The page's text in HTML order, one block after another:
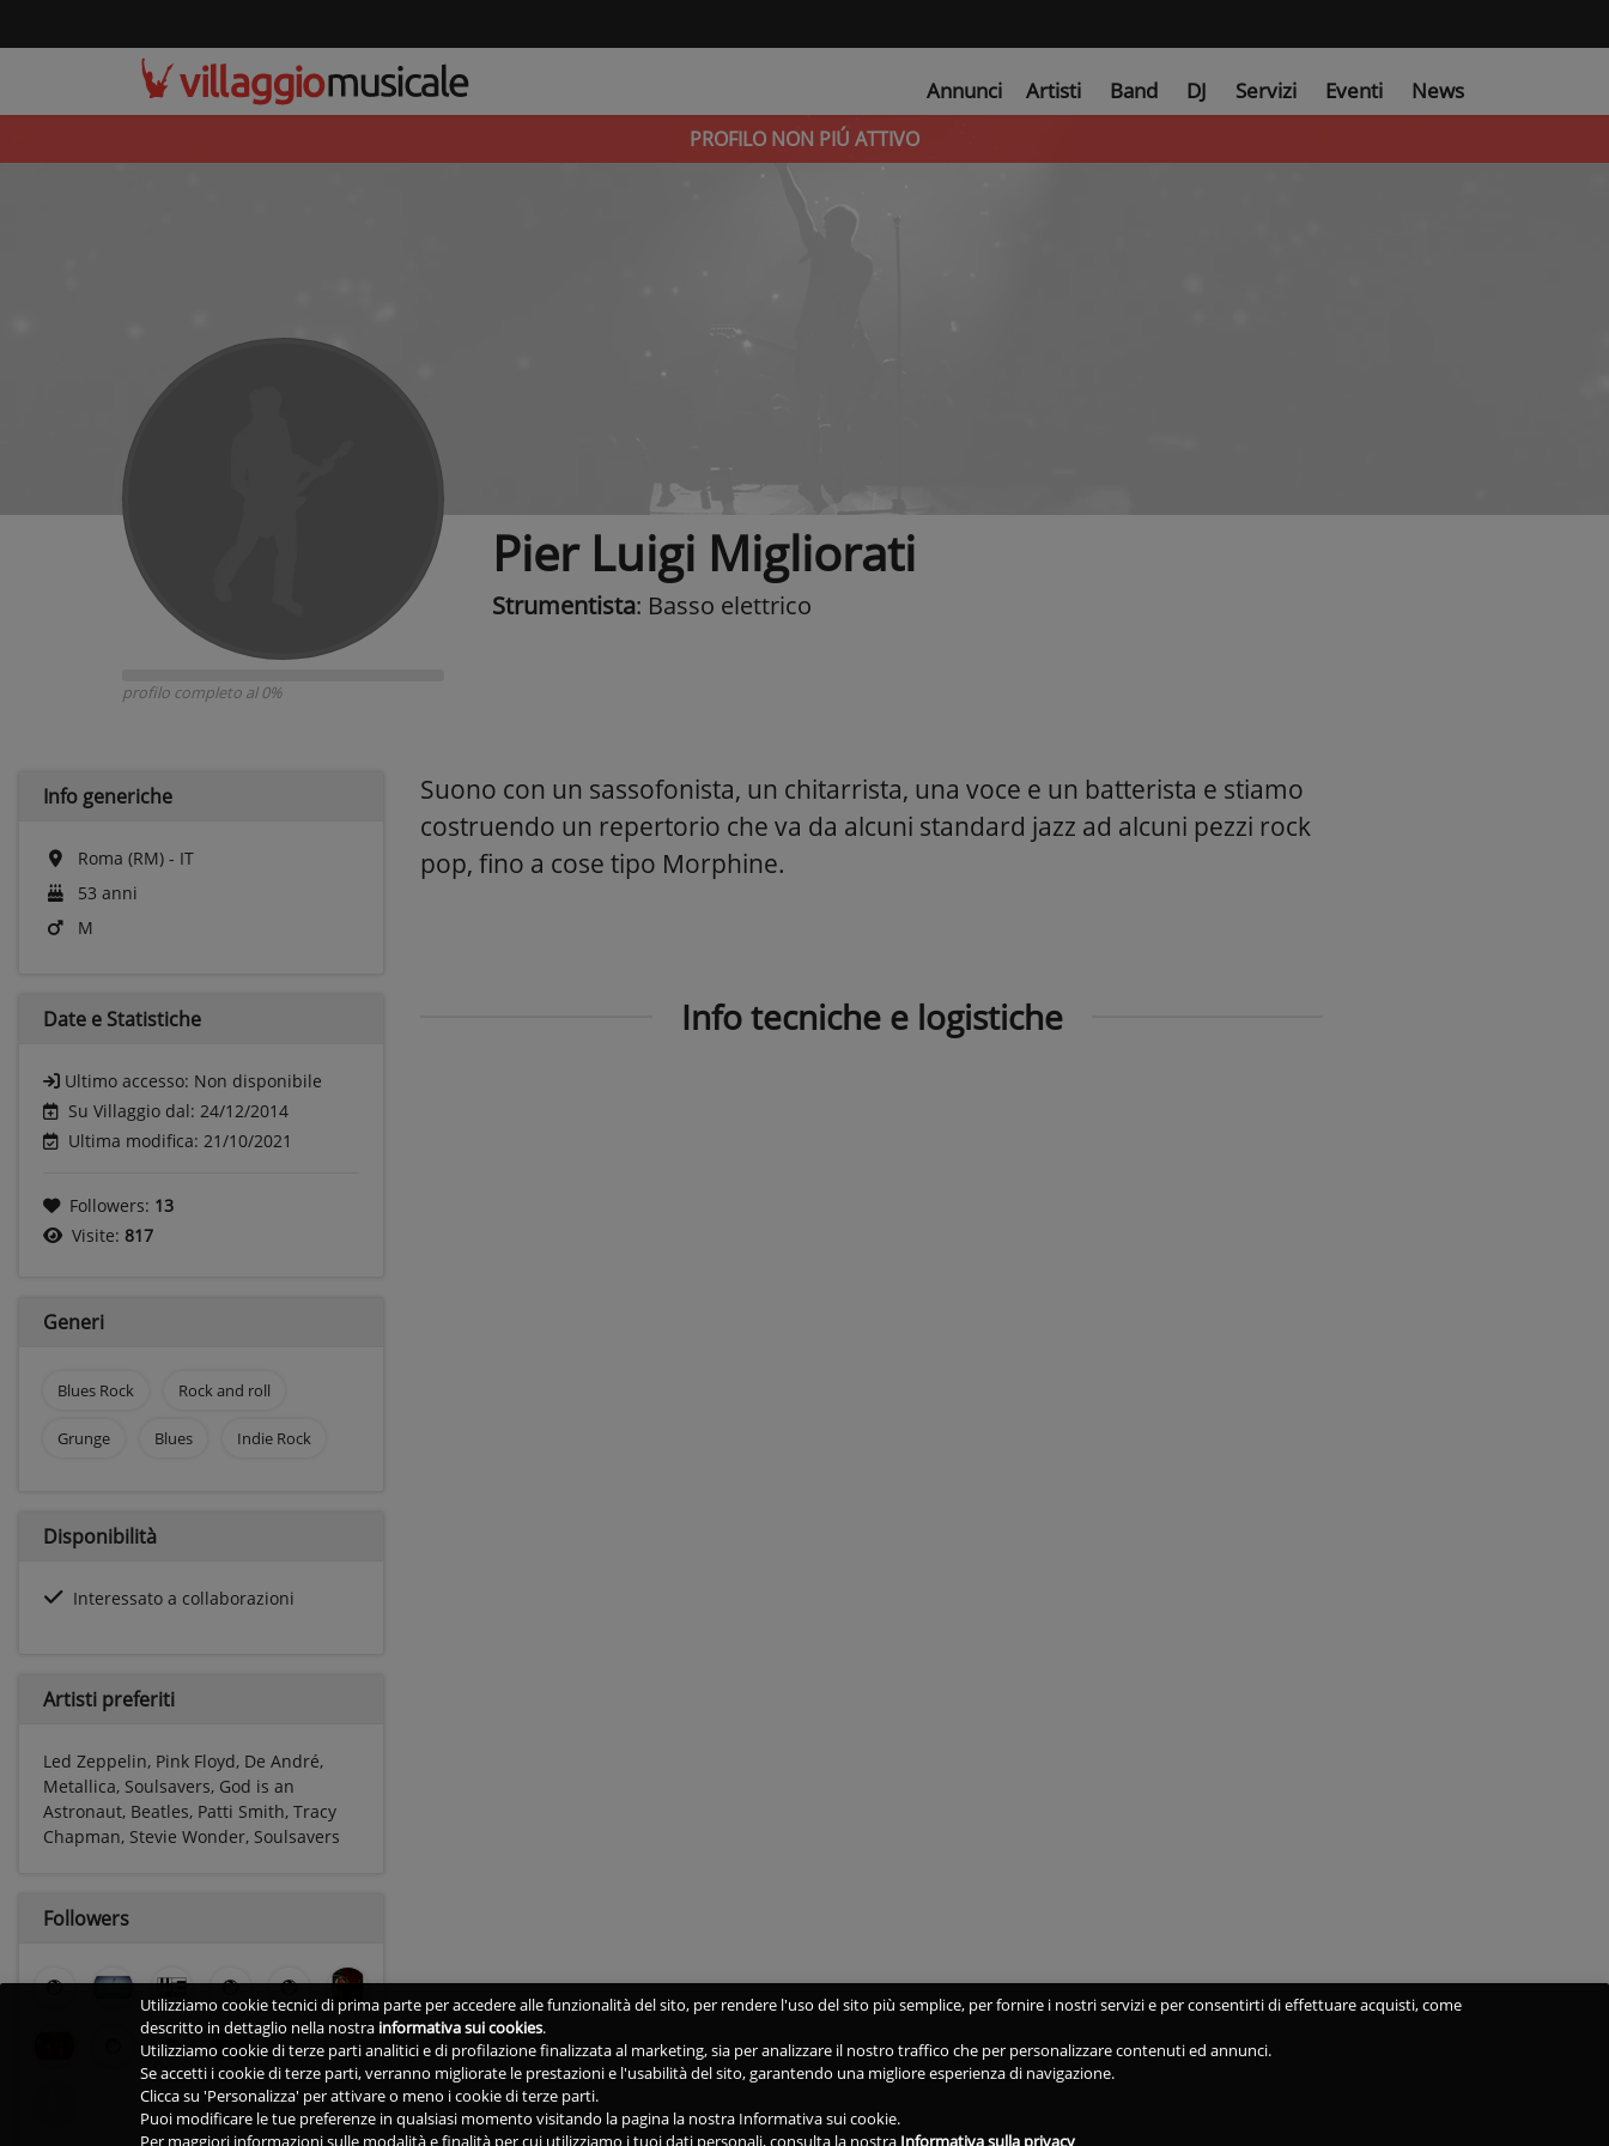
Annunci Artisti Band DJ Servizi Eventi News
PROFILO NON PIÚ ATTIVO
profilo completo al 0%
Pier Luigi Migliorati
Strumentista: Basso elettrico
Info generiche
Roma (RM) - IT
53 anni
M
Date e Statistiche
Ultimo accesso: Non disponibile
Su Villaggio dal: 24/12/2014
Ultima modifica: 21/10/2021
Followers: 13
Visite: 817
Generi
Blues Rock Rock and roll
Grunge Blues Indie Rock
Disponibilità
Interessato a collaborazioni
Artisti preferiti
Led Zeppelin, Pink Floyd, De André,
Metallica, Soulsavers, God is an
Astronaut, Beatles, Patti Smith, Tracy
Chapman, Stevie Wonder, Soulsavers
Followers
Suono con un sassofonista, un chitarrista, una voce e un batterista e stiamo
costruendo un repertorio che va da alcuni standard jazz ad alcuni pezzi rock
pop, fino a cose tipo Morphine.
Info tecniche e logistiche
Utilizziamo cookie tecnici di prima parte per accedere alle funzionalità del sito, per rendere l'uso del sito più semplice, per fornire i nostri servizi e per consentirti di effettuare acquisti, come
descritto in dettaglio nella nostra informativa sui cookies.
Utilizziamo cookie di terze parti analitici e di profilazione finalizzata al marketing, sia per analizzare il nostro traffico che per personalizzare contenuti ed annunci.
Se accetti i cookie di terze parti, verranno migliorate le prestazioni e l'usabilità del sito, garantendo una migliore esperienza di navigazione.
Clicca su 'Personalizza' per attivare o meno i cookie di terze parti.
Puoi modificare le tue preferenze in qualsiasi momento visitando la pagina la nostra Informativa sui cookie.
Per maggiori informazioni sulle modalità e finalità per cui utilizziamo i tuoi dati personali, consulta la nostra Informativa sulla privacy